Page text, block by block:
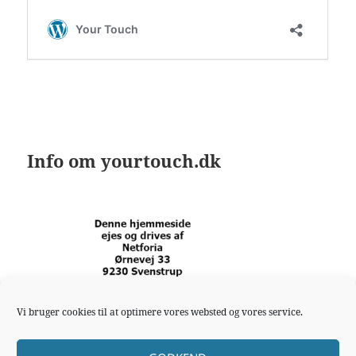
Vi bruger cookies til at optimere vores websted og vores service.
Info om yourtouch.dk